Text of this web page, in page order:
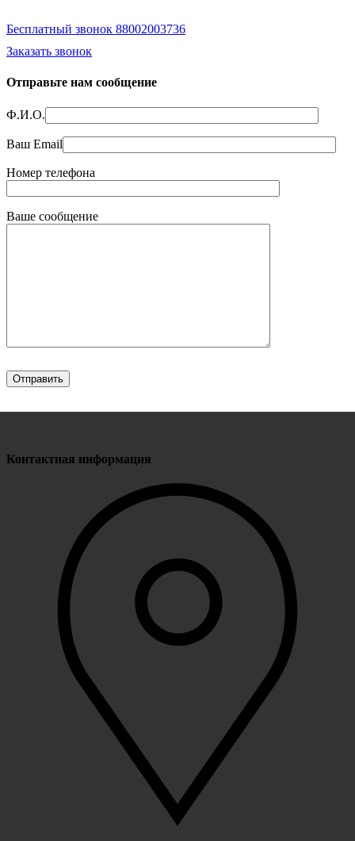
Бесплатный звонок 88002003736
Заказать звонок
Отправьте нам сообщение
Ф.И.О.
Ваш Email
Номер телефона
Ваше сообщение
Контактная информация